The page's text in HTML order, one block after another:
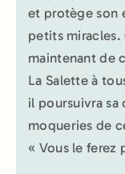
et protège son
petits miracles.
maintenant de
La Salette à
il poursuivra
moqueries de
« Vous le ferez